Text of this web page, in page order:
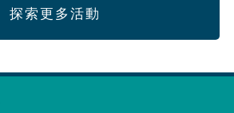
探索更多活動